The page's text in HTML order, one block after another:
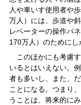
人や車いす使用者や
万人）には、歩道や
レベーターの操作パ
170万人）のためにし
このほかにも考慮
いるとはいえない。
者も多いし、また、
ことになる。つまり
うことは、将来的に